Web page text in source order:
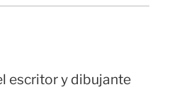
escritor y dibujante